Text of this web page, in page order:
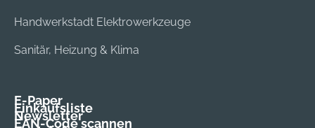
Handwerkstadt Elektrowerkzeuge
Sanitär, Heizung & Klima
E-Paper
Einkaufsliste
Newsletter
EAN-Code scannen